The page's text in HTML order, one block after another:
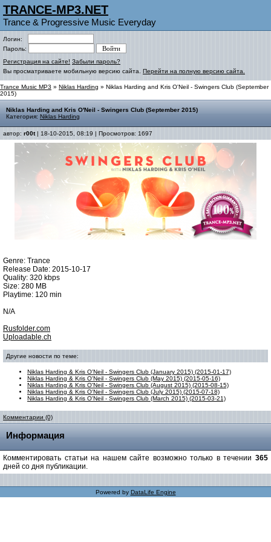
TRANCE-MP3.NET
Trance & Progressive Music Everyday
Логин:
Пароль:
Регистрация на сайте! Забыли пароль?
Вы просматриваете мобильную версию сайта. Перейти на полную версию сайта.
Trance Music MP3 » Niklas Harding » Niklas Harding and Kris O'Neil - Swingers Club (September
2015)
Niklas Harding and Kris O'Neil - Swingers Club (September 2015)
Категория: Niklas Harding
автор: r00t| 18-10-2015, 08:19 | Просмотров: 1697
Genre: Trance
Release Date: 2015-10-17
Quality: 320 kbps
Size: 280 MB
Playtime: 120 min
N/A
Rusfolder.com
Uploadable.ch
Другие новости по теме:
Niklas Harding & Kris O'Neil - Swingers Club (January 2015) (2015-01-17)
Niklas Harding & Kris O'Neil - Swingers Club (May 2015) (2015-05-16)
Niklas Harding & Kris O'Neil - Swingers Club (August 2015) (2015-08-15)
Niklas Harding & Kris O'Neil - Swingers Club (July 2015) (2015-07-18)
Niklas Harding & Kris O'Neil - Swingers Club (March 2015) (2015-03-21)
Комментарии (0)
Информация
Комментировать статьи на нашем сайте возможно только в течении 365
дней со дня публикации.
Powered by DataLife Engine